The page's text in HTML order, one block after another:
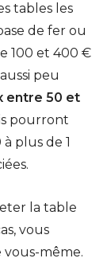
tables les
de fer ou
100 et 400 €
peu
entre 50 et
pourront
plus de 1
la table
vous
même.